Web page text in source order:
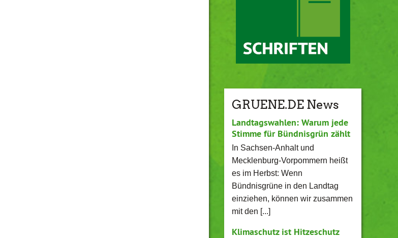
GRUENE.DE News
Landtagswahlen: Warum jede
Stimme für Bündnisgrün zählt
In Sachsen-Anhalt und
Mecklenburg-Vorpommern heißt
es im Herbst: Wenn
Bündnisgrüne in den Landtag
einziehen, können wir zusammen
mit den [...]
Klimaschutz ist Hitzeschutz